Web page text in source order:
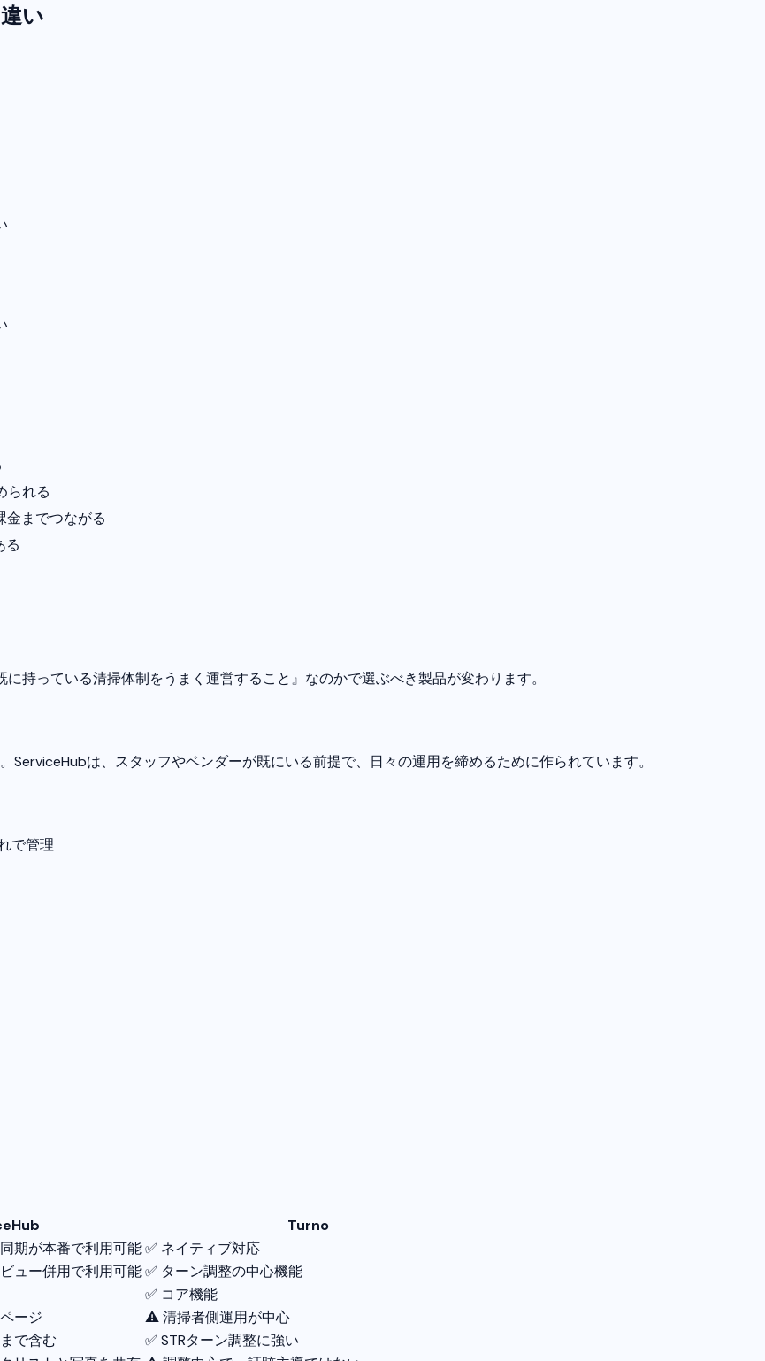
い
られる
金までつながる
る
持っている清掃体制をうまく運営すること』なのかで選ぶべき製品が変わります。
は、スタッフやベンダーが既にいる前提で、日々の運用を締めるために作られています。
で管理
Turno
期が本番で利用可能✅ ネイティブ対応
ュー併用で利用可能✅ ターン調整の中心機能
✅ コア機能
ージ
⚠️ 清掃者側運用が中心
で含む
✅ STRターン調整に強い